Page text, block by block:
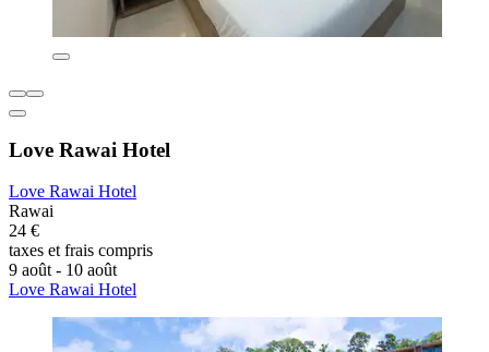
Love Rawai Hotel
Love Rawai Hotel
Rawai
24 €
taxes et frais compris
9 août - 10 août
Love Rawai Hotel